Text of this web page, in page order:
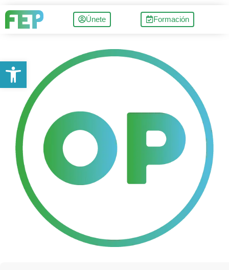
Únete Formación
Abrir barra de herramientas